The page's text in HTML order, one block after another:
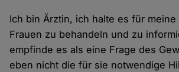
Ich bin Ärztin, ich halte es für
Frauen zu behandeln und zu
empfinde es als eine Frage des
eben nicht die für sie notwendige